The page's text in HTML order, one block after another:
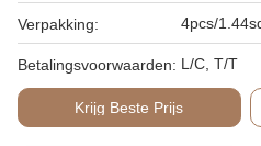
Verpakking: 4pcs/
Betalingsvoorwaarden: L/C, T/T
Krijg Beste Prijs